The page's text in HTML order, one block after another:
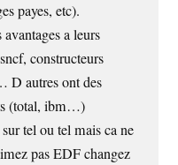
payes, etc).
a leurs
constructeurs
D autres ont des
(total, ibm…)
tel ou tel mais ca ne
pas EDF changez